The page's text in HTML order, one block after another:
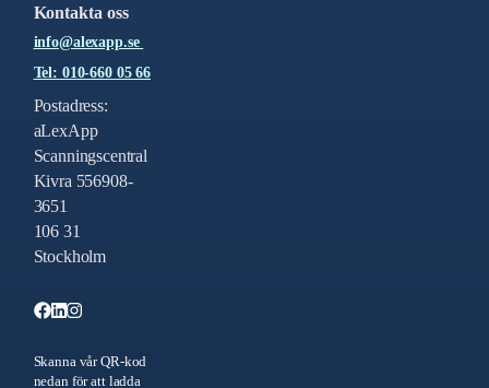
Kontakta oss
info@alexapp.se
Tel: 010-660 05 66
Postadress:
aLexApp
Scanningscentral
Kivra 556908-
3651
106 31
Stockholm
Skanna vår QR-kod
nedan för att ladda